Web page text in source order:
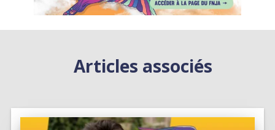
Articles associés